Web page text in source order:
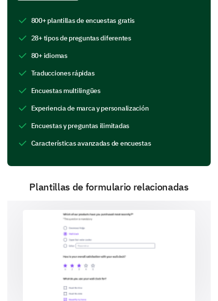
Oportunidades de Networking
Organización del Evento
Instalaciones del Lugar Comida y Bebidas
Otro:
componentes de nuestro evento.
evento en el futuro?
Por favor proporciona comentarios sobre lo
800+ plantillas de encuestas gratis
28+ tipos de preguntas diferentes
80+ idiomas
Traducciones rápidas
Encuestas multilingües
Experiencia de marca y personalización
Encuestas y preguntas ilimitadas
Características avanzadas de encuestas
Plantillas de formulario relacionadas